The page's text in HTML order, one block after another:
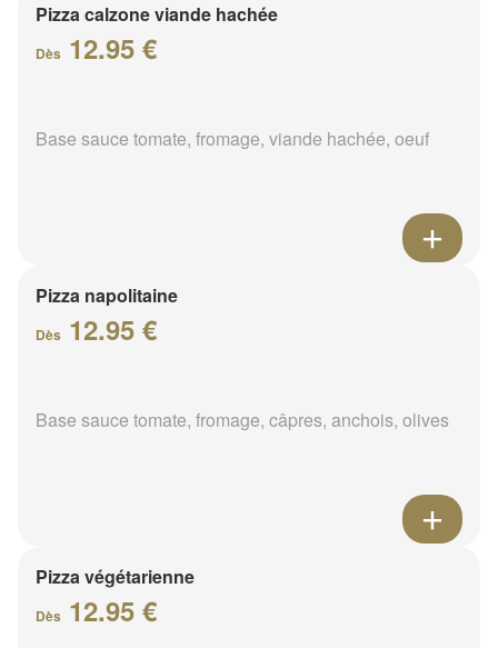
Pizza calzone viande hachée
Dès 12.95 €
Base sauce tomate, fromage, viande hachée, oeuf
Pizza napolitaine
Dès 12.95 €
Base sauce tomate, fromage, câpres, anchois, olives
Pizza végétarienne
Dès 12.95 €